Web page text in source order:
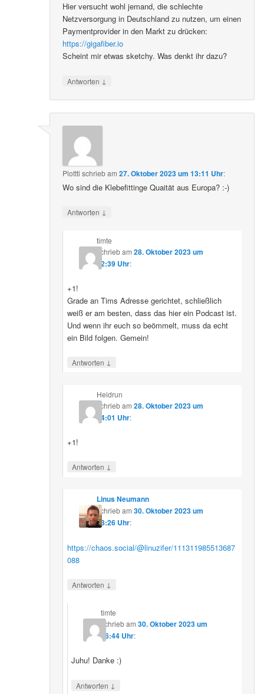
Hier versucht wohl jemand, die schlechte
Netzversorgung in Deutschland zu nutzen, um einen
Paymentprovider in den Markt zu drücken:
https://gigafiber.io
Scheint mir etwas sketchy. Was denkt ihr dazu?
Antworten ↓
Plottti schriebam27. Oktober 2023 um 13:11 Uhr:
Wo sind die Klebefittinge Quaität aus Europa? :-)
Antworten ↓
timte
schriebam 28. Oktober 2023 um
12:39 Uhr:
+1!
Grade an Tims Adresse gerichtet, schließlich
weiß er am besten, dass das hier ein Podcast ist.
Und wenn ihr euch so beömmelt, muss da echt
ein Bild folgen. Gemein!
Antworten ↓
Heidrun
schriebam 28. Oktober 2023 um
14:01 Uhr:
+1!
Antworten ↓
Linus Neumann
schriebam 30. Oktober 2023 um
08:26 Uhr:
https://chaos.social/@linuzifer/111311985513687
088
Antworten ↓
timte
schriebam30. Oktober 2023 um
16:44 Uhr:
Juhu! Danke :)
Antworten ↓